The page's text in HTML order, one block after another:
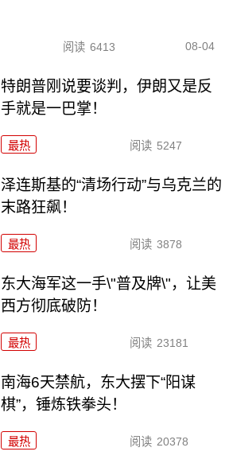
阅读 6413 08-04
特朗普刚说要谈判，伊朗又是反
手就是一巴掌！
最热 阅读 5247
泽连斯基的“清场行动”与乌克兰的
末路狂飙！
最热 阅读 3878
东大海军这一手\"普及牌\"，让美
西方彻底破防！
最热 阅读 23181
南海6天禁航，东大摆下“阳谋
棋”，锤炼铁拳头！
最热 阅读 20378